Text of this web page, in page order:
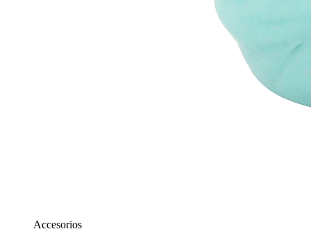
Accesorios